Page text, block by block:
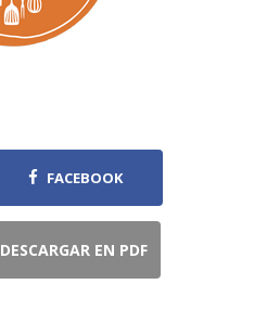
FACEBOOK
DESCARGAR EN PDF